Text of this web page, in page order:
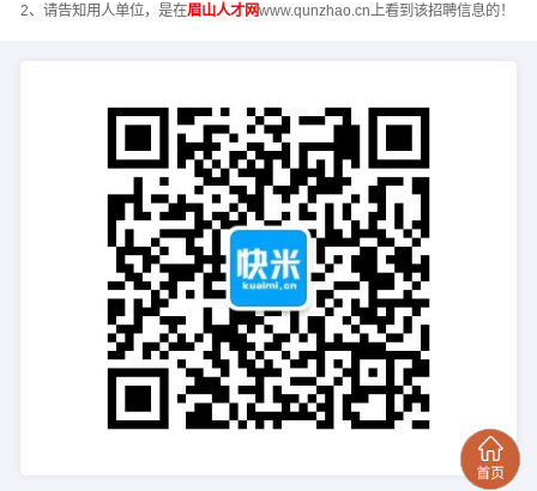
2、请告知用人单位，是在眉山人才网www.qunzhao.cn上看到该招聘信息的！